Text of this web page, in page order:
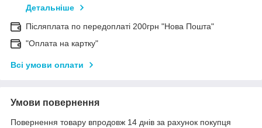
Детальніше
Післяплата по передоплаті 200грн "Нова Пошта"
"Оплата на картку"
Всі умови оплати
Умови повернення
Повернення товару впродовж 14 днів за рахунок покупця